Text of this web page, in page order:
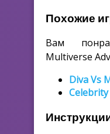
Похожие
Вам
Multiverse
Diva Vs